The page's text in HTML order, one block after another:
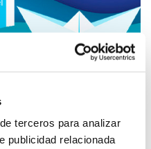
terceros para analizar
publicidad relacionada
Literario ‘Relatos
uso del agua